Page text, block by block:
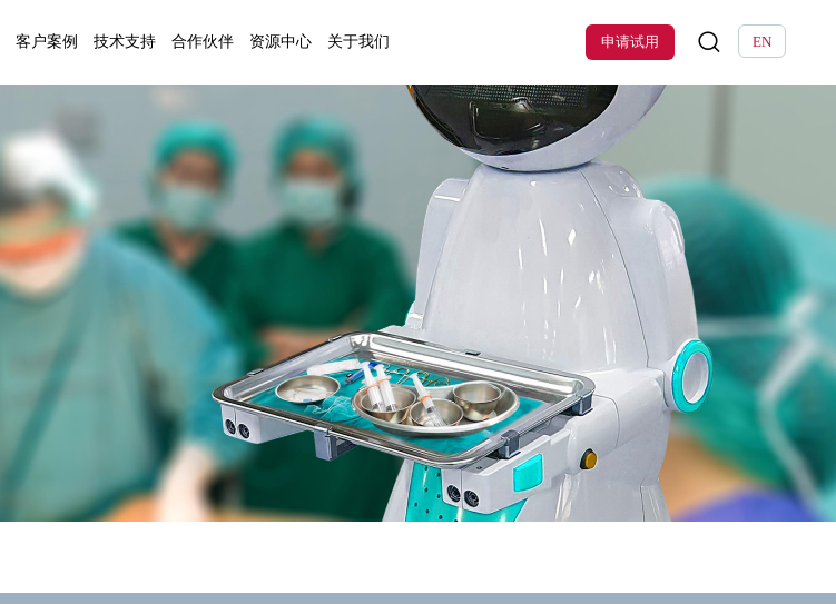
客户案例 技术支持 合作伙伴 资源中心 关于我们 EN
申请试用